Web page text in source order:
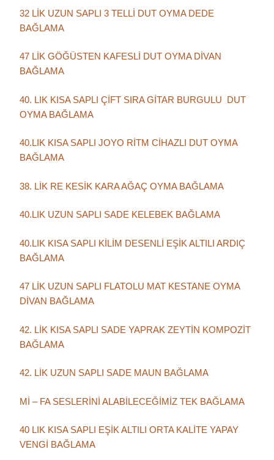
32 LİK UZUN SAPLI 3 TELLİ DUT OYMA DEDE
BAĞLAMA
47 LİK GÖĞÜSTEN KAFESLİ DUT OYMA DİVAN
BAĞLAMA
40. LIK KISA SAPLI ÇİFT SIRA GİTAR BURGULU DUT
OYMA BAĞLAMA
40.LIK KISA SAPLI JOYO RİTM CİHAZLI DUT OYMA
BAĞLAMA
38. LİK RE KESİK KARA AĞAÇ OYMA BAĞLAMA
40.LIK UZUN SAPLI SADE KELEBEK BAĞLAMA
40.LIK KISA SAPLI KİLİM DESENLİ EŞİK ALTILI ARDIÇ
BAĞLAMA
47 LİK UZUN SAPLI FLATOLU MAT KESTANE OYMA
DİVAN BAĞLAMA
42. LİK KISA SAPLI SADE YAPRAK ZEYTİN KOMPOZİT
BAĞLAMA
42. LİK UZUN SAPLI SADE MAUN BAĞLAMA
Mİ – FA SESLERİNİ ALABİLECEĞİMİZ TEK BAĞLAMA
40 LIK KISA SAPLI EŞİK ALTILI ORTA KALİTE YAPAY
VENGİ BAĞLAMA